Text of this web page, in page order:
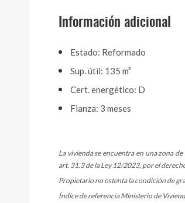
Información adicional
Estado: Reformado
Sup. útil: 135 m²
Cert. energético: D
Fianza: 3 meses
La vivienda se encuentra en una zona
art. 31.3 de la Ley 12/2023, por el
Propietario no ostenta la condición de
Índice de referencia Ministerio de